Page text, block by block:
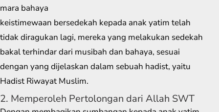
mara bahaya
keistimewaan bersedekah kepada anak yatim telah
tidak diragukan lagi, mereka yang melakukan sedekah
bakal terhindar dari musibah dan bahaya, sesuai
dengan yang dijelaskan dalam sebuah hadist, yaitu
Hadist Riwayat Muslim.
2. Memperoleh Pertolongan dari Allah SWT